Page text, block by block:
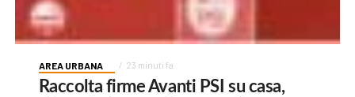
AREA URBANA 23 minuti fa
Raccolta firme Avanti PSI su casa,